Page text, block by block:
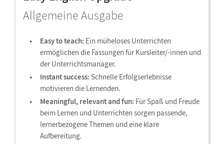
Allgemeine Ausgabe
Easy to teach: Ein müheloses Unterrichten
ermöglichen die Fassungen für Kursleiter/-innen und
der Unterrichtsmanager.
Instant success: Schnelle Erfolgserlebnisse
motivieren die Lernenden.
Meaningful, relevant and fun: Für Spaß und Freude
beim Lernen und Unterrichten sorgen passende,
lernerbezogene Themen und eine klare
Aufbereitung.